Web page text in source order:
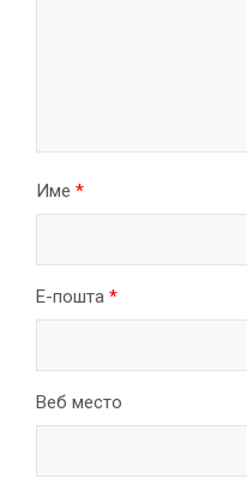
Име *
Е-пошта *
Веб место